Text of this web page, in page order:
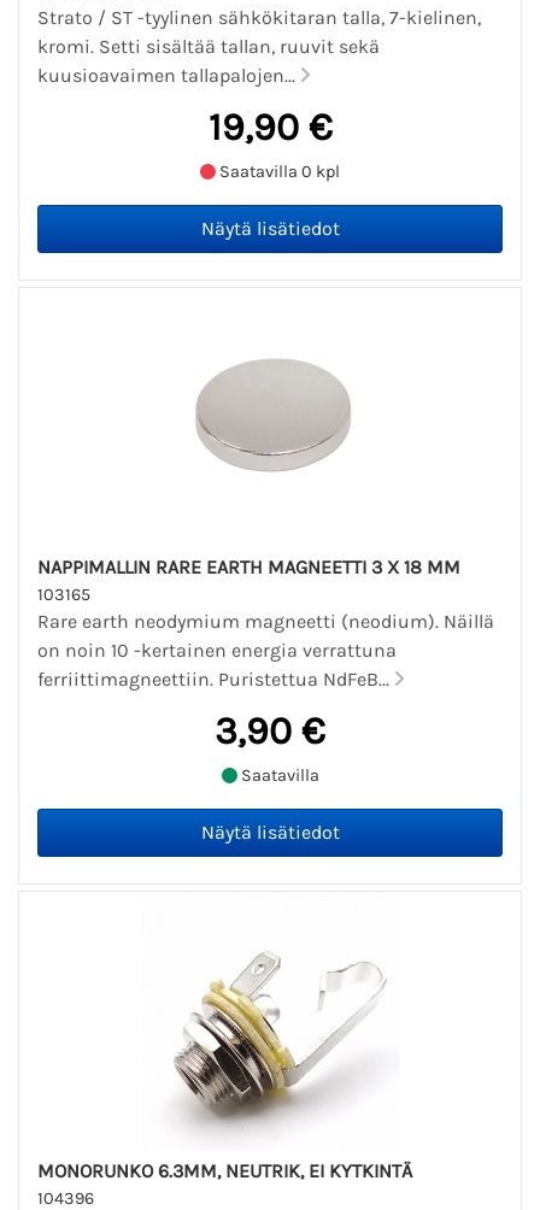
Strato / ST -tyylinen sähkökitaran talla, 7-kielinen,
kromi. Setti sisältää tallan, ruuvit sekä
kuusioavaimen tallapalojen...
19,90 €
Saatavilla 0 kpl
NAPPIMALLIN RARE EARTH MAGNEETTI 3 X 18 MM
103165
Rare earth neodymium magneetti (neodium). Näillä
on noin 10 -kertainen energia verrattuna
ferriittimagneettiin. Puristettua NdFeB...
3,90 €
Saatavilla
MONORUNKO 6.3MM, NEUTRIK, EI KYTKINTÄ
104396